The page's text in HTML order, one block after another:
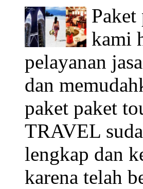
kami
pelayanan
dan
paket paket
TRAVEL
lengkap dan
karena telah